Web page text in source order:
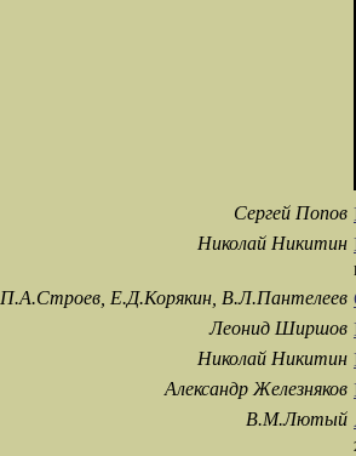
Сергей Попов
Николай Никитин
П.А.Строев, Е.Д.Корякин, В.Л.Пантелеев
Леонид Ширшов
Николай Никитин
Александр Железняков
В.М.Лютый